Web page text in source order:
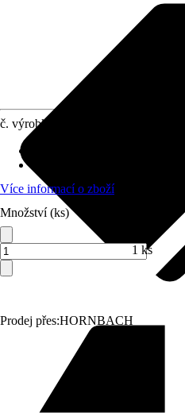
Prodej přes:HORNBACH
č. výrobku
Více informací o zboží
Množství (ks)
1 ks